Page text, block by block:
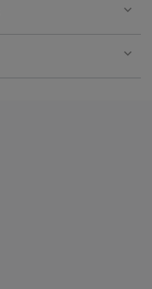
or
or